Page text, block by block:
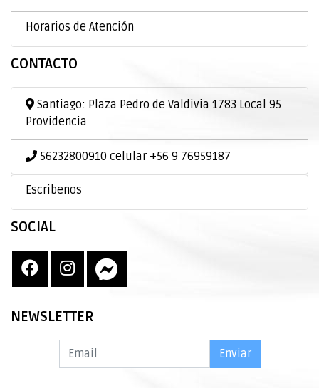
Horarios de Atención
CONTACTO
Santiago: Plaza Pedro de Valdivia 1783 Local 95
Providencia
56232800910 celular +56 9 76959187
Escribenos
SOCIAL
NEWSLETTER
Enviar